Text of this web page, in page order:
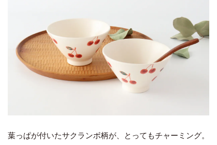
葉っぱが付いたサクランボ柄が、とってもチャーミング。